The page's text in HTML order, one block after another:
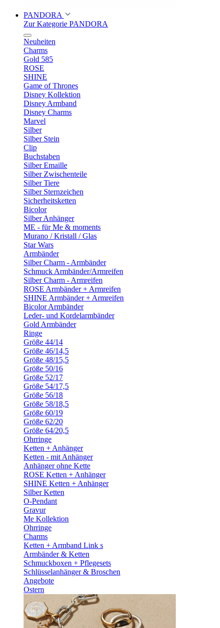
PANDORA
Zur Kategorie PANDORA
Neuheiten
Charms
Gold 585
ROSE
SHINE
Game of Thrones
Disney Kollektion
Disney Armband
Disney Charms
Marvel
Silber
Silber Stein
Clip
Buchstaben
Silber Emaille
Silber Zwischenteile
Silber Tiere
Silber Sternzeichen
Sicherheitsketten
Bicolor
Silber Anhänger
ME - für Me & moments
Murano / Kristall / Glas
Star Wars
Armbänder
Silber Charm - Armbänder
Schmuck Armbänder/Armreifen
Silber Charm - Armreifen
ROSE Armbänder + Armreifen
SHINE Armbänder + Armreifen
Bicolor Armbänder
Leder- und Kordelarmbänder
Gold Armbänder
Ringe
Größe 44/14
Größe 46/14,5
Größe 48/15,5
Größe 50/16
Größe 52/17
Größe 54/17,5
Größe 56/18
Größe 58/18,5
Größe 60/19
Größe 62/20
Größe 64/20,5
Ohrringe
Ketten + Anhänger
Ketten - mit Anhänger
Anhänger ohne Kette
ROSE Ketten + Anhänger
SHINE Ketten + Anhänger
Silber Ketten
O-Pendant
Gravur
Me Kollektion
Ohrringe
Charms
Ketten + Armband Link s
Armbänder & Ketten
Schmuckboxen + Pflegesets
Schlüsselanhänger & Broschen
Angebote
Ostern